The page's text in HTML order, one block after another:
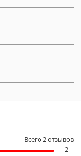
Всего 2отзывов
2